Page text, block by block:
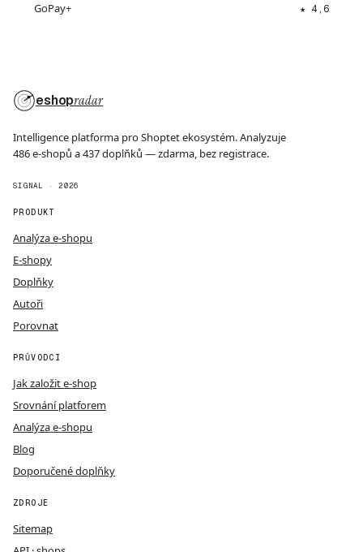
GoPay+ ★ 4,6
eshopradar
Intelligence platforma pro Shoptet ekosystém. Analyzuje
486 e-shopů a 437 doplňků — zdarma, bez registrace.
SIGNAL · 2026
PRODUKT
Analýza e-shopu
E-shopy
Doplňky
Autoři
Porovnat
PRŮVODCI
Jak založit e-shop
Srovnání platforem
Analýza e-shopu
Blog
Doporučené doplňky
ZDROJE
Sitemap